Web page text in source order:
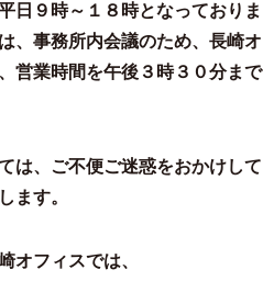
日９時～１８時となっておりま
、事務所内会議のため、長崎オ
営業時間を午後３時３０分まで
は、ご不便ご迷惑をおかけして
ます。
オフィスでは、